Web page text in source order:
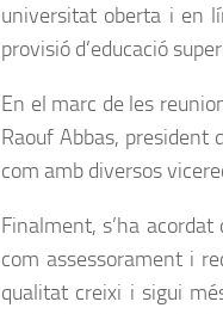
universitat oberta i en
provisió d’educació
En el marc de les
Raouf Abbas, president
com amb diversos
Finalment, s’ha
com assessorament i
qualitat creixi i sigui